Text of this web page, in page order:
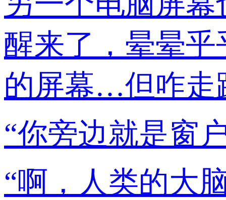
醒来了，晕晕
的屏幕…但咋走
“你旁边就是窗
“啊，人类的大